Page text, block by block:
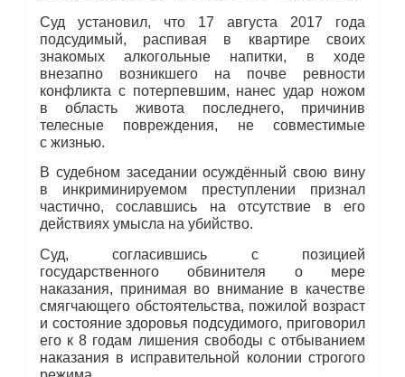
Суд установил, что 17 августа 2017 года
подсудимый, распивая в квартире своих
знакомых алкогольные напитки, в ходе
внезапно возникшего на почве ревности
конфликта с потерпевшим, нанес удар ножом
в область живота последнего, причинив
телесные повреждения, не совместимые
с жизнью.
В судебном заседании осуждённый свою вину
в инкриминируемом преступлении признал
частично, сославшись на отсутствие в его
действиях умысла на убийство.
Суд, согласившись с позицией
государственного обвинителя о мере
наказания, принимая во внимание в качестве
смягчающего обстоятельства, пожилой возраст
и состояние здоровья подсудимого, приговорил
его к 8 годам лишения свободы с отбыванием
наказания в исправительной колонии строгого